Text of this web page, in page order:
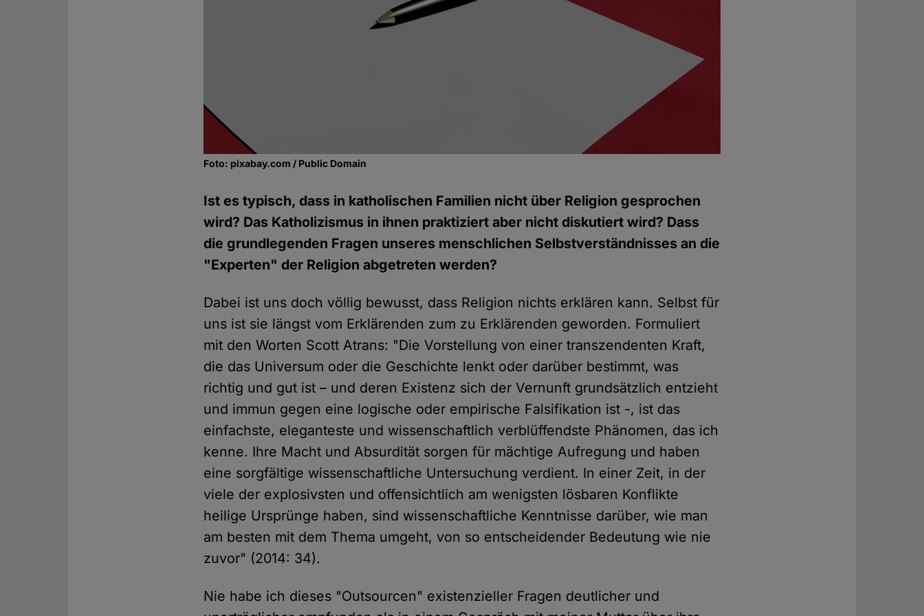
Foto: pixabay.com / Public Domain
Ist es typisch, dass in katholischen Familien nicht über Religion gesprochen
wird? Das Katholizismus in ihnen praktiziert aber nicht diskutiert wird? Dass
die grundlegenden Fragen unseres menschlichen Selbstverständnisses an die
"Experten" der Religion abgetreten werden?
Dabei ist uns doch völlig bewusst, dass Religion nichts erklären kann. Selbst für
uns ist sie längst vom Erklärenden zum zu Erklärenden geworden. Formuliert
mit den Worten Scott Atrans: "Die Vorstellung von einer transzendenten Kraft,
die das Universum oder die Geschichte lenkt oder darüber bestimmt, was
richtig und gut ist – und deren Existenz sich der Vernunft grundsätzlich entzieht
und immun gegen eine logische oder empirische Falsifikation ist -, ist das
einfachste, eleganteste und wissenschaftlich verblüffendste Phänomen, das ich
kenne. Ihre Macht und Absurdität sorgen für mächtige Aufregung und haben
eine sorgfältige wissenschaftliche Untersuchung verdient. In einer Zeit, in der
viele der explosivsten und offensichtlich am wenigsten lösbaren Konflikte
heilige Ursprünge haben, sind wissenschaftliche Kenntnisse darüber, wie man
am besten mit dem Thema umgeht, von so entscheidender Bedeutung wie nie
zuvor" (2014: 34).
Nie habe ich dieses "Outsourcen" existenzieller Fragen deutlicher und